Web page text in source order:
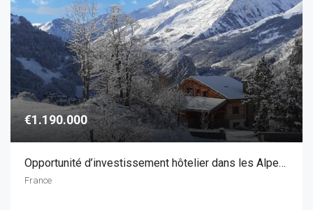
€1.190.000
Opportunité d’investissement hôtelier dans les Alpes françaises – ski-in/ski-out
France